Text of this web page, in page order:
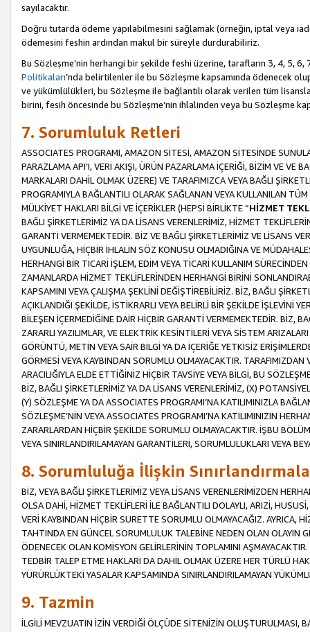
sayılacaktır.
Doğru tutarda ödeme yapılabilmesini sağlamak (örneğin, iptal veya
ödemesini feshin ardından makul bir süreyle durdurabiliriz.
Bu Sözleşme’nin herhangi bir şekilde feshi üzerine, tarafların 3, 4, 5,
Politikaları’nda belirtilenler ile bu Sözleşme kapsamında ödenecek
ve yükümlülükleri, bu Sözleşme ile bağlantılı olarak verilen tüm
birini, fesih öncesinde bu Sözleşme’nin ihlalinden veya bu Sözleşme
7. Sorumluluk Retleri
ASSOCIATES PROGRAMI, AMAZON SİTESİ, AMAZON SİTESİNDE
PARAZLAMA API’I, VERİ AKIŞI, ÜRÜN PAZARLAMA İÇERİĞİ, BİZİM VE VE
MARKALARI DAHİL OLMAK ÜZERE) VE TARAFIMIZCA VEYA BAĞLI
PROGRAMIYLA BAĞLANTILI OLARAK SAĞLANAN VEYA KULLANILAN
MÜLKİYET HAKLARI BİLGİ VE İÇERİKLER (HEPSİ BİRLİKTE “HİZMET
BAĞLI ŞİRKETLERİMİZ YA DA LİSANS VERENLERİMİZ, HİZMET
GARANTİ VERMEMEKTEDİR. BİZ VE BAĞLI ŞİRKETLERİMİZ VE LİSANS
UYGUNLUĞA, HİÇBİR İHLALİN SÖZ KONUSU OLMADIĞINA VE
HERHANGİ BİR TİCARİ İŞLEM, EDİM VEYA TİCARİ KULLANIM
ZAMANLARDA HİZMET TEKLİFLERİNDEN HERHANGİ BİRİNİ
KAPSAMINI VEYA ÇALIŞMA ŞEKLİNİ DEĞİŞTİREBİLİRİZ. BİZ, BAĞLI
AÇIKLANDIĞI ŞEKİLDE, İSTİKRARLI VEYA BELİRLİ BİR ŞEKİLDE İŞLEVİNİ
BİLEŞEN İÇERMEDİĞİNE DAİR HİÇBİR GARANTİ VERMEMEKTEDİR. BİZ,
ZARARLI YAZILIMLAR, VE ELEKTRİK KESİNTİLERİ VEYA SİSTEM
GÖRÜNTÜ, METİN VEYA SAİR BİLGİ YA DA İÇERİĞE YETKİSİZ
GÖRMESİ VEYA KAYBINDAN SORUMLU OLMAYACAKTIR.
ARACILIĞIYLA ELDE ETTİĞİNİZ HİÇBİR TAVSİYE VEYA BİLGİ, BU
BİZ, BAĞLI ŞİRKETLERİMİZ YA DA LİSANS VERENLERİMİZ, (X)
(Y) SÖZLEŞME YA DA ASSOCIATES PROGRAMI’NA KATILIMINIZLA
SÖZLEŞME’NİN VEYA ASSOCIATES PROGRAMI’NA KATILIMINIZIN
ZARARLARDAN HİÇBİR ŞEKİLDE SORUMLU OLMAYACAKTIR. İŞBU
VEYA SINIRLANDIRILAMAYAN GARANTİLERİ, SORUMLULUKLARI VEYA
8. Sorumluluğa İlişkin
BİZ, VEYA BAĞLI ŞİRKETLERİMİZ VEYA LİSANS VERENLERİMİZDEN
OLSA DAHİ, HİZMET TEKLİFLERİ İLE BAĞLANTILI DOLAYLI, ARIZİ,
VERİ KAYBINDAN HİÇBİR SURETTE SORUMLU OLMAYACAĞIZ. AYRICA,
TAHTINDA EN GÜNCEL SORUMLULUK TALEBİNE NEDEN OLAN OLAYIN
ÖDENECEK OLAN KOMİSYON GELİRLERİNİN TOPLAMINI
TEDBİR TALEP ETME HAKLARI DA DAHİL OLMAK ÜZERE HER TÜRLÜ
YÜRÜRLÜKTEKİ YASALAR KAPSAMINDA SINIRLANDIRILAMAYAN
9. Tazmin
İLGİLİ MEVZUATIN İZİN VERDİĞİ ÖLÇÜDE SİTENİZİN OLUŞTURULMASI,